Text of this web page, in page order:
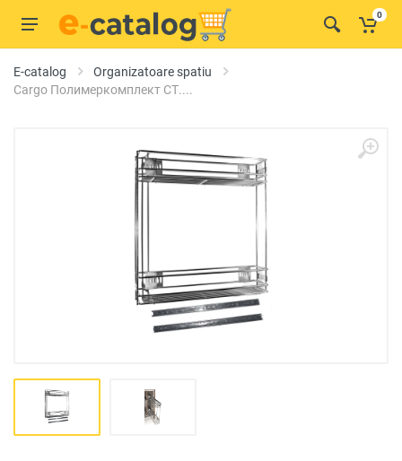
0
E-catalog
Organizatoare spatiu
Cargo Полимеркомплект СТ....